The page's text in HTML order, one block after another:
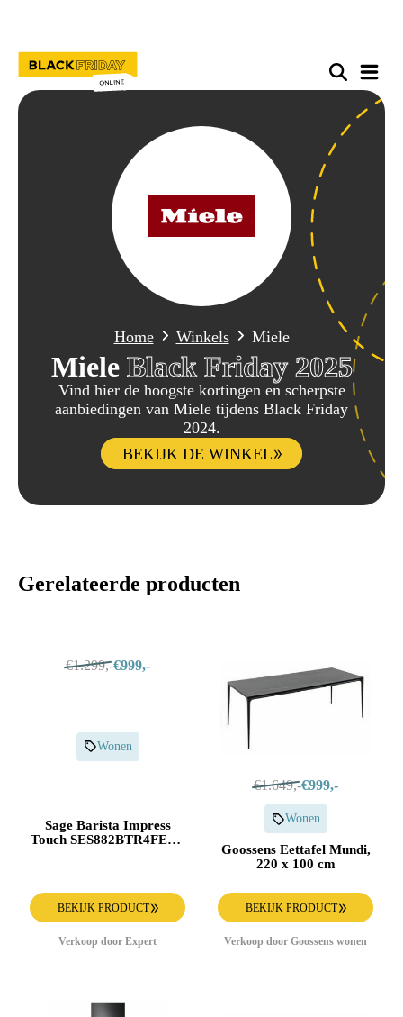
Home Winkels Miele
Miele Black Friday 2025
Vind hier de hoogste kortingen en scherpste
aanbiedingen van Miele tijdens Black Friday
2024.
BEKIJK DE WINKEL
Gerelateerde producten
€1.299,-€999,-
Wonen
Sage Barista Impress
Touch SES882BTR4FEU1
BEKIJK PRODUCT
Verkoop door Expert
€1.649,-€999,-
Wonen
Goossens Eettafel Mundi,
220 x 100 cm
BEKIJK PRODUCT
Verkoop door Goossens wonen